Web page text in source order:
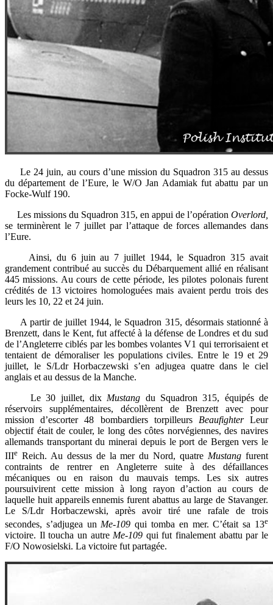
Le 24 juin, au cours d’une mission du Squadron 315 au dessus
du département de l’Eure, le W/O Jan Adamiak fut abattu par un
Focke-Wulf 190.
Les missions du Squadron 315, en appui de l’opération Overlord,
se terminèrent le 7 juillet par l’attaque de forces allemandes dans
l’Eure.
Ainsi, du 6 juin au 7 juillet 1944, le Squadron 315 avait
grandement contribué au succès du Débarquement allié en réalisant
445 missions. Au cours de cette période, les pilotes polonais furent
crédités de 13 victoires homologuées mais avaient perdu trois des
leurs les 10, 22 et 24 juin.
A partir de juillet 1944, le Squadron 315, désormais stationné à
Brenzett, dans le Kent, fut affecté à la défense de Londres et du sud
de l’Angleterre ciblés par les bombes volantes V1 qui terrorisaient et
tentaient de démoraliser les populations civiles. Entre le 19 et 29
juillet, le S/Ldr Horbaczewski s’en adjugea quatre dans le ciel
anglais et au dessus de la Manche.
Le 30 juillet, dix Mustang du Squadron 315, équipés de
réservoirs supplémentaires, décollèrent de Brenzett avec pour
mission d’escorter 48 bombardiers torpilleurs BeaufighterLeur
objectif était de couler, le long des côtes norvégiennes, des navires
allemands transportant du minerai depuis le port de Bergen vers le
IIIe Reich. Au dessus de la mer du Nord, quatre Mustang furent
contraints de rentrer en Angleterre suite à des défaillances
mécaniques ou en raison du mauvais temps. Les six autres
poursuivirent cette mission à long rayon d’action au cours de
laquelle huit appareils ennemis furent abattus au large de Stavanger.
Le S/Ldr Horbaczewski, après avoir tiré une rafale de trois
secondes, s’adjugea un Me-109 qui tomba en mer. C’était sa 13e
victoire. Il toucha un autre Me-109 qui fut finalement abattu par le
F/O Nowosielski. La victoire fut partagée.